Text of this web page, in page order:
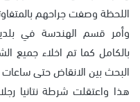
اللحظة وصفت جراحهم
وأمر قسم الهندسة في بلدية
بالكامل كما تم اخلاء جميع
البحث بين الانقاض حتى
هذا واعتقلت شرطة نتانيا